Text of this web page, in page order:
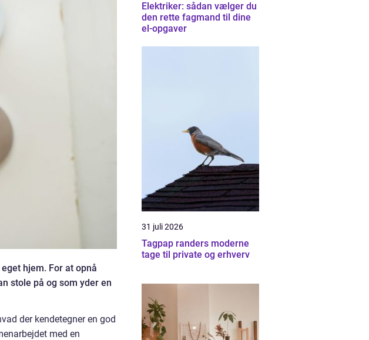
hjem. For at opnå
stole på og som yder en
der kendetegner en god
med en
Elektriker: sådan vælger du
den rette fagmand til dine
el-opgaver
31 juli 2026
Tagpap randers moderne
tage til private og erhverv